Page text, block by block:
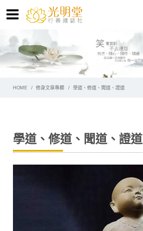
HOME 修身文章專欄 學道、修道、聞道、證道
學道、修道、聞道、證道